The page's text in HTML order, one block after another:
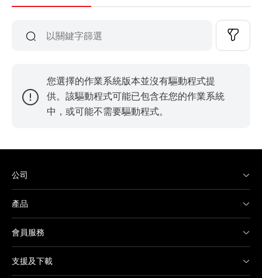
您選擇的作業系統版本並沒有驅動程式提
供。該驅動程式可能已包含在您的作業系統
中，或可能不需要驅動程式。
公司
產品
會員服務
支援及下載